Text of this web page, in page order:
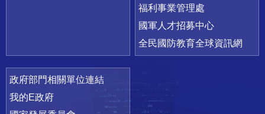
福利事業管理處
國軍人才招募中心
全民國防教育全球資訊網
政府部門相關單位連結
我的E政府